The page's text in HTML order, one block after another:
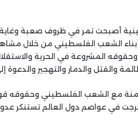
أصبحت تمر في ظروف صعبة وغاية
أبناء الشعب الفلسطيني من خلال
المشروعة في الحرية والاستقلال
والقتل والدمار والتهجير والدعوة
مع الشعب الفلسطيني وحقوقه
في عواصم دول العالم تستنكر عدوان